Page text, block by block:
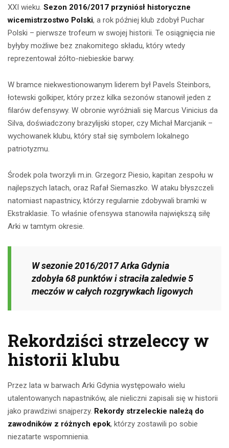
XXI wieku. Sezon 2016/2017 przyniósł historyczne
wicemistrzostwo Polski, a rok później klub zdobył Puchar
Polski – pierwsze trofeum w swojej historii. Te osiągnięcia nie
byłyby możliwe bez znakomitego składu, który wtedy
reprezentował żółto-niebieskie barwy.
W bramce niekwestionowanym liderem był Pavels Steinbors,
łotewski golkiper, który przez kilka sezonów stanowił jeden z
filarów defensywy. W obronie wyróżniali się Marcus Vinicius da
Silva, doświadczony brazylijski stoper, czy Michał Marcjanik –
wychowanek klubu, który stał się symbolem lokalnego
patriotyzmu.
Środek pola tworzyli m.in. Grzegorz Piesio, kapitan zespołu w
najlepszych latach, oraz Rafał Siemaszko. W ataku błyszczeli
natomiast napastnicy, którzy regularnie zdobywali bramki w
Ekstraklasie. To właśnie ofensywa stanowiła największą siłę
Arki w tamtym okresie.
W sezonie 2016/2017 Arka Gdynia
zdobyła 68 punktów i straciła zaledwie 5
meczów w całych rozgrywkach ligowych
Rekordziści strzeleccy w
historii klubu
Przez lata w barwach Arki Gdynia występowało wielu
utalentowanych napastników, ale nieliczni zapisali się w historii
jako prawdziwi snajperzy. Rekordy strzeleckie należą do
zawodników z różnych epok, którzy zostawili po sobie
niezatarte wspomnienia.